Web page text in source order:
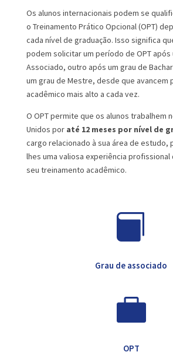
Os alunos internacionais podem se
o Treinamento Prático Opcional (OPT)
cada nível de graduação. Isso significa
podem solicitar um período de OPT após
Associado, outro após um grau de
um grau de Mestre, desde que avancem
acadêmico mais alto a cada vez.
O OPT permite que os alunos trabalhem
Unidos por até 12 meses por nível de
cargo relacionado à sua área de estudo,
lhes uma valiosa experiência
seu treinamento acadêmico.

Grau de associado

OPT